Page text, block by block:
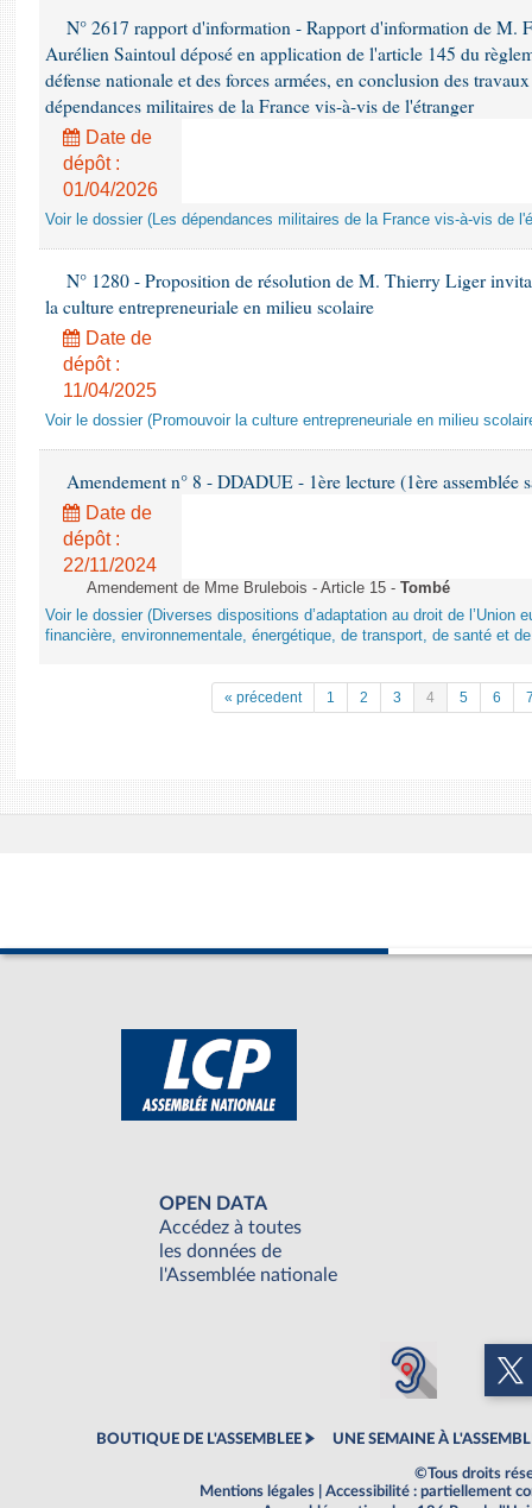
N° 2617 rapport d'information - Rapport d'information de M.
Aurélien Saintoul déposé en application de l'article 145 du
défense nationale et des forces armées, en conclusion des
dépendances militaires de la France vis-à-vis de l'étranger
Date de
dépôt :
01/04/2026
Voir le dossier (Les dépendances militaires de la France vis-à-vis de
N° 1280 - Proposition de résolution de M. Thierry Liger
la culture entrepreneuriale en milieu scolaire
Date de
dépôt :
11/04/2025
Voir le dossier (Promouvoir la culture entrepreneuriale en milieu
Amendement n° 8 - DDADUE - 1ère lecture (1ère assemblée
Date de
dépôt :
22/11/2024
Amendement de Mme Brulebois - Article 15 - Tombé
Voir le dossier (Diverses dispositions d’adaptation au droit de l’Union
financière, environnementale, énergétique, de transport, de santé et
« précedent 1 2 3 4 5 6
OPEN DATA
Accédez à toutes
les données de
l'Assemblée nationale
BOUTIQUE DE L'ASSEMBLEE UNE SEMAINE À
©Tous droits
Mentions légales
Accessibilité : partiellement